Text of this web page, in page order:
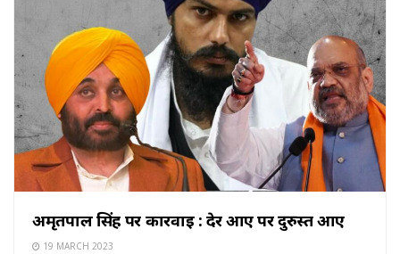
अमृतपाल सिंह पर कार्रवाई : देर आए पर दुरुस्त आए
19 MARCH 2023